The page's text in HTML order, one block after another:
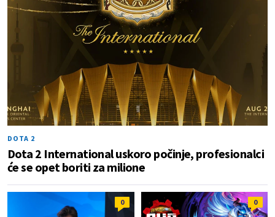
DOTA 2
Dota 2 International uskoro počinje, profesionalci
će se opet boriti za milione
0 0